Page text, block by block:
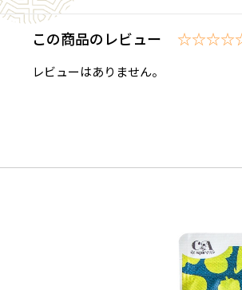
この商品のレビュー
レビューはありません。